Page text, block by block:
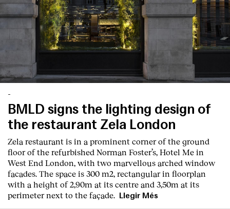
-
BMLD signs the lighting design of
the restaurant Zela London
Zela restaurant is in a prominent corner of the ground
floor of the refurbished Norman Foster’s, Hotel Me in
West End London, with two marvellous arched window
facades. The space is 300 m2, rectangular in floorplan
with a height of 2,90m at its centre and 3,50m at its
perimeter next to the façade.
Llegir Més